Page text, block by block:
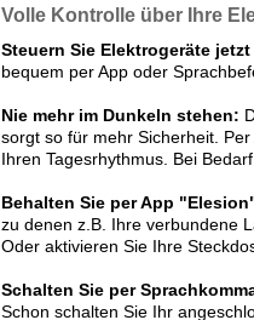
Volle Kontrolle über Ihre
Steuern Sie Elektrogeräte
bequem per App oder
Nie mehr im Dunkeln stehen:
sorgt so für mehr Sicherheit.
Ihren Tagesrhythmus. Bei
Behalten Sie per App
zu denen z.B. Ihre verbundene
Oder aktivieren Sie Ihre
Schalten Sie per
Schon schalten Sie Ihr